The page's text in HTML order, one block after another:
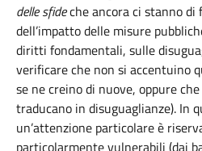
delle sfideche ancora ci stanno
dell’impatto delle misure
diritti fondamentali, sulle
verificare che non si accentuino
se ne creino di nuove, oppure
traducano in disuguaglianze). In
un’attenzione particolare è
particolarmente vulnerabili (dai